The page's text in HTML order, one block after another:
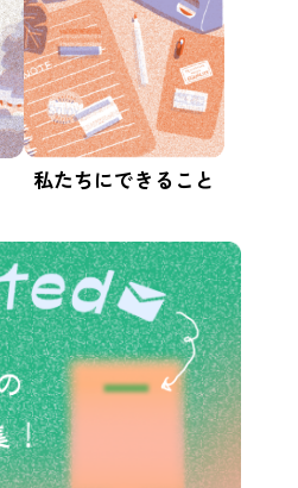
私たちにできること